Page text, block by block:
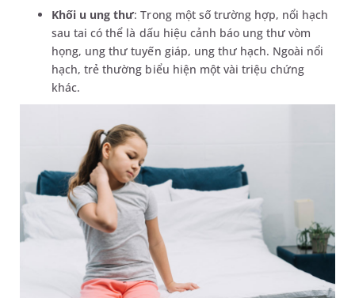
Khối u ung thư: Trong một số trường hợp, nổi hạch
sau tai có thể là dấu hiệu cảnh báo ung thư vòm
họng, ung thư tuyến giáp, ung thư hạch. Ngoài nổi
hạch, trẻ thường biểu hiện một vài triệu chứng
khác.